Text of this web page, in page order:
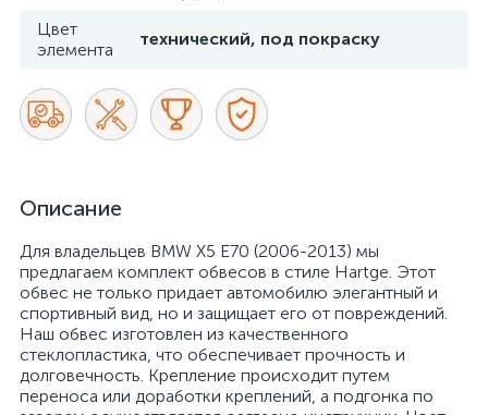
Цвет
элемента
технический, под покраску
Описание
Для владельцев BMW X5 E70 (2006-2013) мы
предлагаем комплект обвесов в стиле Hartge. Этот
обвес не только придает автомобилю элегантный и
спортивный вид, но и защищает его от повреждений.
Наш обвес изготовлен из качественного
стеклопластика, что обеспечивает прочность и
долговечность. Крепление происходит путем
переноса или доработки креплений, а подгонка по